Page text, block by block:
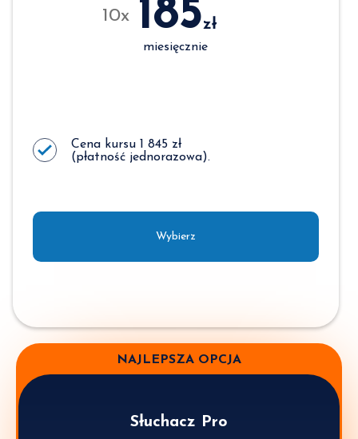
10x 185zł
miesięcznie
Cena kursu 1 845 zł
(płatność jednorazowa).
Wybierz
NAJLEPSZA OPCJA
Słuchacz Pro